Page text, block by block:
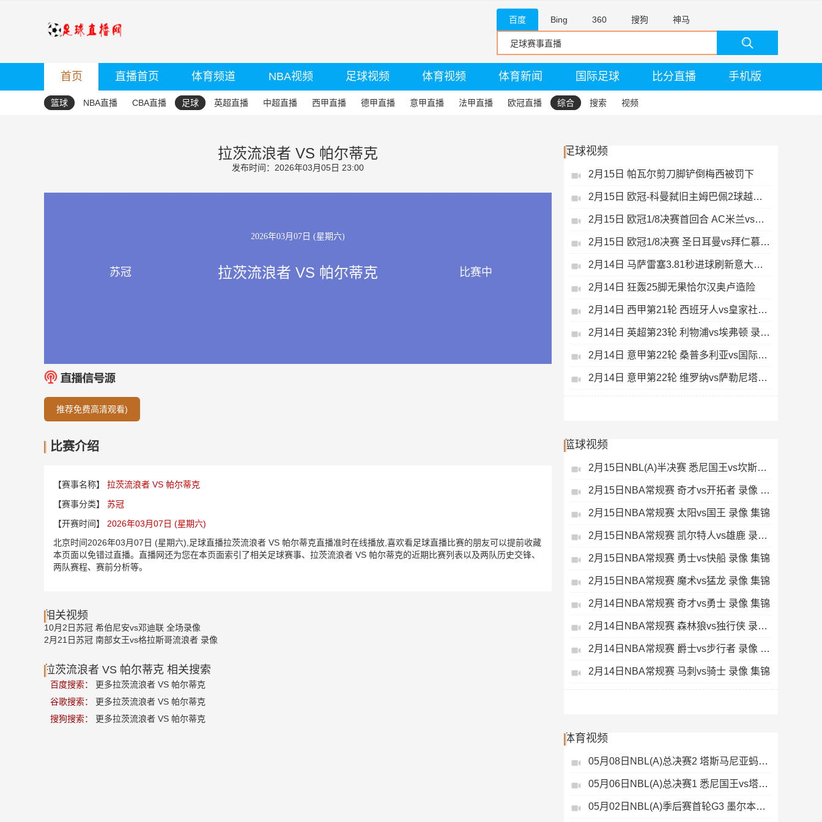
百度 Bing 360 搜狗 神马
首页 直播首页 体育频道 NBA视频 足球视频 体育视频 体育新闻 国际足球 比分直播 手机版
篮球 NBA直播 CBA直播 足球 英超直播 中超直播 西甲直播 德甲直播 意甲直播 法甲直播 欧冠直播 综合 搜索 视频
拉茨流浪者 VS 帕尔蒂克
发布时间：2026年03月05日 23:00
2026年03月07日 (星期六)
苏冠 拉茨流浪者 VS 帕尔蒂克 比赛中
推荐免费高清观看)
比赛介绍
【赛事名称】
拉茨流浪者 VS 帕尔蒂克
【赛事分类】
苏冠
【开赛时间】
2026年03月07日 (星期六)
北京时间2026年03月07日 (星期六),足球直播拉茨流浪者 VS 帕尔蒂克直播准时在线播放,喜欢看足球直播比赛的朋友可以提前收藏
本页面以免错过直播。直播网还为您在本页面索引了相关足球赛事、拉茨流浪者 VS 帕尔蒂克的近期比赛列表以及两队历史交锋、
两队赛程、赛前分析等。
相关视频
10月2日苏冠 希伯尼安vs邓迪联 全场录像
2月21日苏冠 南部女王vs格拉斯哥流浪者 录像
拉茨流浪者 VS 帕尔蒂克 相关搜索
百度搜索：
更多拉茨流浪者 VS 帕尔蒂克
谷歌搜索：
更多拉茨流浪者 VS 帕尔蒂克
搜狗搜索：
更多拉茨流浪者 VS 帕尔蒂克
足球视频
2月15日 帕瓦尔剪刀脚铲倒梅西被罚下
2月15日 欧冠-科曼弑旧主姆巴佩2球越位无效
2月15日 欧冠1/8决赛首回合 AC米兰vs热刺 录像 集锦
2月15日 欧冠1/8决赛 圣日耳曼vs拜仁慕尼黑 录像 集锦
2月14日 马萨雷塞3.81秒进球刷新意大利历史
2月14日 狂轰25脚无果恰尔汉奥卢造险
2月14日 西甲第21轮 西班牙人vs皇家社会 录像 集锦
2月14日 英超第23轮 利物浦vs埃弗顿 录像 集锦
2月14日 意甲第22轮 桑普多利亚vs国际米兰 录像 集锦
2月14日 意甲第22轮 维罗纳vs萨勒尼塔纳 录像 集锦
篮球视频
2月15日NBL(A)半决赛 悉尼国王vs坎斯大班 录像 集锦
2月15日NBA常规赛 奇才vs开拓者 录像 集锦
2月15日NBA常规赛 太阳vs国王 录像 集锦
2月15日NBA常规赛 凯尔特人vs雄鹿 录像 集锦
2月15日NBA常规赛 勇士vs快船 录像 集锦
2月15日NBA常规赛 魔术vs猛龙 录像 集锦
2月14日NBA常规赛 奇才vs勇士 录像 集锦
2月14日NBA常规赛 森林狼vs独行侠 录像 集锦
2月14日NBA常规赛 爵士vs步行者 录像 集锦
2月14日NBA常规赛 马刺vs骑士 录像 集锦
体育视频
05月08日NBL(A)总决赛2 塔斯马尼亚蚂蚁vs悉尼国王 录像
05月06日NBL(A)总决赛1 悉尼国王vs塔斯马尼亚蚂蚁 全场录像
05月02日NBL(A)季后赛首轮G3 墨尔本联 - 塔斯马尼亚蚂蚁 录像集锦